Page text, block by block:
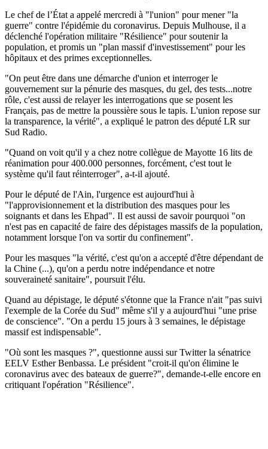
Le chef de l’État a appelé mercredi à "l'union" pour mener "la
guerre" contre l'épidémie du coronavirus. Depuis Mulhouse, il a
déclenché l'opération militaire "Résilience" pour soutenir la
population, et promis un "plan massif d'investissement" pour les
hôpitaux et des primes exceptionnelles.
"On peut être dans une démarche d'union et interroger le
gouvernement sur la pénurie des masques, du gel, des tests...notre
rôle, c'est aussi de relayer les interrogations que se posent les
Français, pas de mettre la poussière sous le tapis. L'union repose sur
la transparence, la vérité", a expliqué le patron des député LR sur
Sud Radio.
"Quand on voit qu'il y a chez notre collègue de Mayotte 16 lits de
réanimation pour 400.000 personnes, forcément, c'est tout le
système qu'il faut réinterroger", a-t-il ajouté.
Pour le député de l'Ain, l'urgence est aujourd'hui à
"l'approvisionnement et la distribution des masques pour les
soignants et dans les Ehpad". Il est aussi de savoir pourquoi "on
n'est pas en capacité de faire des dépistages massifs de la population,
notamment lorsque l'on va sortir du confinement".
Pour les masques "la vérité, c'est qu'on a accepté d'être dépendant de
la Chine (...), qu'on a perdu notre indépendance et notre
souveraineté sanitaire", poursuit l'élu.
Quand au dépistage, le député s'étonne que la France n'ait "pas suivi
l'exemple de la Corée du Sud" même s'il y a aujourd'hui "une prise
de conscience". "On a perdu 15 jours à 3 semaines, le dépistage
massif est indispensable".
"Où sont les masques ?", questionne aussi sur Twitter la sénatrice
EELV Esther Benbassa. Le président "croit-il qu'on élimine le
coronavirus avec des bateaux de guerre?", demande-t-elle encore en
critiquant l'opération "Résilience".